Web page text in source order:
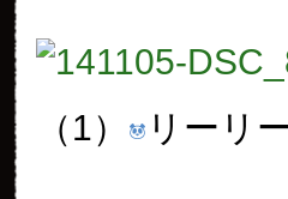
（1） リーリ